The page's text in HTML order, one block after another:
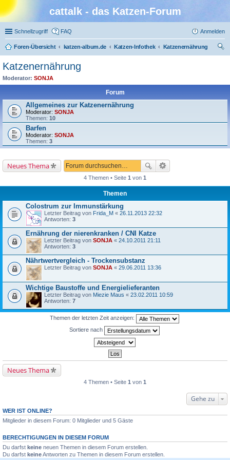
cattalk - das Katzen-Forum
Schnellzugriff FAQ Anmelden
Foren-Übersicht katzen-album.de Katzen-Infothek
Katzenernährung
Katzenernährung
Moderator: SONJA
Forum
Allgemeines zur Katzenernährung
Moderator: SONJA
Themen: 10
Barfen
Moderator: SONJA
Themen: 3
Neues Thema
4 Themen • Seite 1 von 1
Themen
Colostrum zur Immunstärkung
Letzter Beitrag von Frida_M « 26.11.2013 22:32
Antworten: 3
Ernährung der nierenkranken / CNI Katze
Letzter Beitrag von SONJA « 24.10.2011 21:11
Antworten: 3
Nährtwertvergleich - Trockensubstanz
Letzter Beitrag von SONJA « 29.06.2011 13:36
Wichtige Baustoffe und Energielieferanten
Letzter Beitrag von Miezie Maus « 23.02.2011 10:59
Antworten: 7
Themen der letzten Zeit anzeigen:
Sortiere nach
Neues Thema
4 Themen • Seite 1 von 1
Gehe zu
WER IST ONLINE?
Mitglieder in diesem Forum: 0 Mitglieder und 5 Gäste
BERECHTIGUNGEN IN DIESEM FORUM
Du darfst keine neuen Themen in diesem Forum erstellen.
Du darfst keineAntworten zu Themen in diesem Forum erstellen.